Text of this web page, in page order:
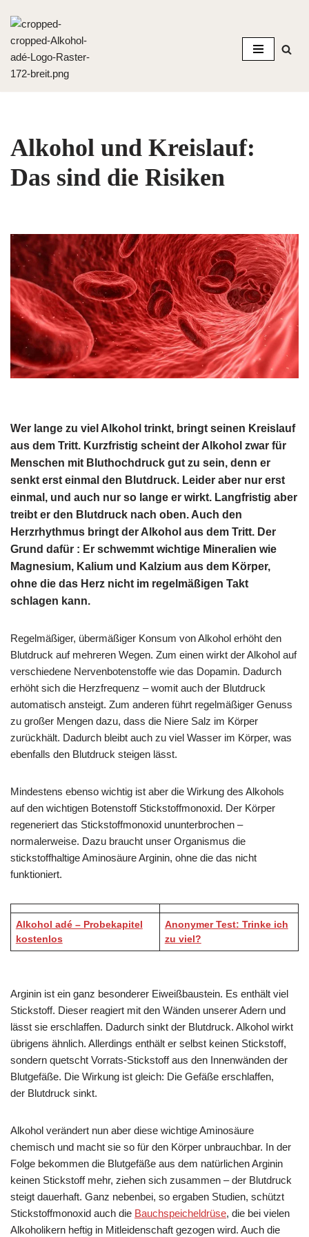
Zum
Inhalt
springen
Alkohol und Kreislauf:
Das sind die Risiken
Wer lange zu viel Alkohol trinkt, bringt seinen Kreislauf
aus dem Tritt. Kurzfristig scheint der Alkohol zwar für
Menschen mit Bluthochdruck gut zu sein, denn er
senkt erst einmal den Blutdruck. Leider aber nur erst
einmal, und auch nur so lange er wirkt. Langfristig aber
treibt er den Blutdruck nach oben. Auch den
Herzrhythmus bringt der Alkohol aus dem Tritt. Der
Grund dafür : Er schwemmt wichtige Mineralien wie
Magnesium, Kalium und Kalzium aus dem Körper,
ohne die das Herz nicht im regelmäßigen Takt
schlagen kann.
Regelmäßiger, übermäßiger Konsum von Alkohol erhöht den
Blutdruck auf mehreren Wegen. Zum einen wirkt der Alkohol auf
verschiedene Nervenbotenstoffe wie das Dopamin. Dadurch
erhöht sich die Herzfrequenz – womit auch der Blutdruck
automatisch ansteigt. Zum anderen führt regelmäßiger Genuss
zu großer Mengen dazu, dass die Niere Salz im Körper
zurückhält. Dadurch bleibt auch zu viel Wasser im Körper, was
ebenfalls den Blutdruck steigen lässt.
Mindestens ebenso wichtig ist aber die Wirkung des Alkohols
auf den wichtigen Botenstoff Stickstoffmonoxid. Der Körper
regeneriert das Stickstoffmonoxid ununterbrochen –
normalerweise. Dazu braucht unser Organismus die
stickstoffhaltige Aminosäure Arginin, ohne die das nicht
funktioniert.
Alkohol adé – Probekapitel
kostenlos
Anonymer Test: Trinke ich
zu viel?
Arginin ist ein ganz besonderer Eiweißbaustein. Es enthält viel
Stickstoff. Dieser reagiert mit den Wänden unserer Adern und
lässt sie erschlaffen. Dadurch sinkt der Blutdruck. Alkohol wirkt
übrigens ähnlich. Allerdings enthält er selbst keinen Stickstoff,
sondern quetscht Vorrats-Stickstoff aus den Innenwänden der
Blutgefäße. Die Wirkung ist gleich: Die Gefäße erschlaffen,
der Blutdruck sinkt.
Alkohol verändert nun aber diese wichtige Aminosäure
chemisch und macht sie so für den Körper unbrauchbar. In der
Folge bekommen die Blutgefäße aus dem natürlichen Arginin
keinen Stickstoff mehr, ziehen sich zusammen – der Blutdruck
steigt dauerhaft. Ganz nebenbei, so ergaben Studien, schützt
Stickstoffmonoxid auch die Bauchspeicheldrüse, die bei vielen
Alkoholikern heftig in Mitleidenschaft gezogen wird. Auch die